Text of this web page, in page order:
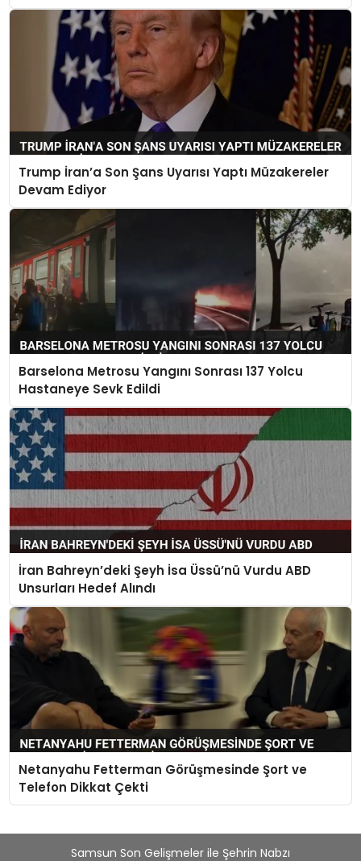
Trump İran’a Son Şans Uyarısı Yaptı Müzakereler
Devam Ediyor
Barselona Metrosu Yangını Sonrası 137 Yolcu
Hastaneye Sevk Edildi
İran Bahreyn’deki Şeyh İsa Üssü’nü Vurdu ABD
Unsurları Hedef Alındı
Netanyahu Fetterman Görüşmesinde Şort ve
Telefon Dikkat Çekti
Samsun Son Gelişmeler ile Şehrin Nabzı